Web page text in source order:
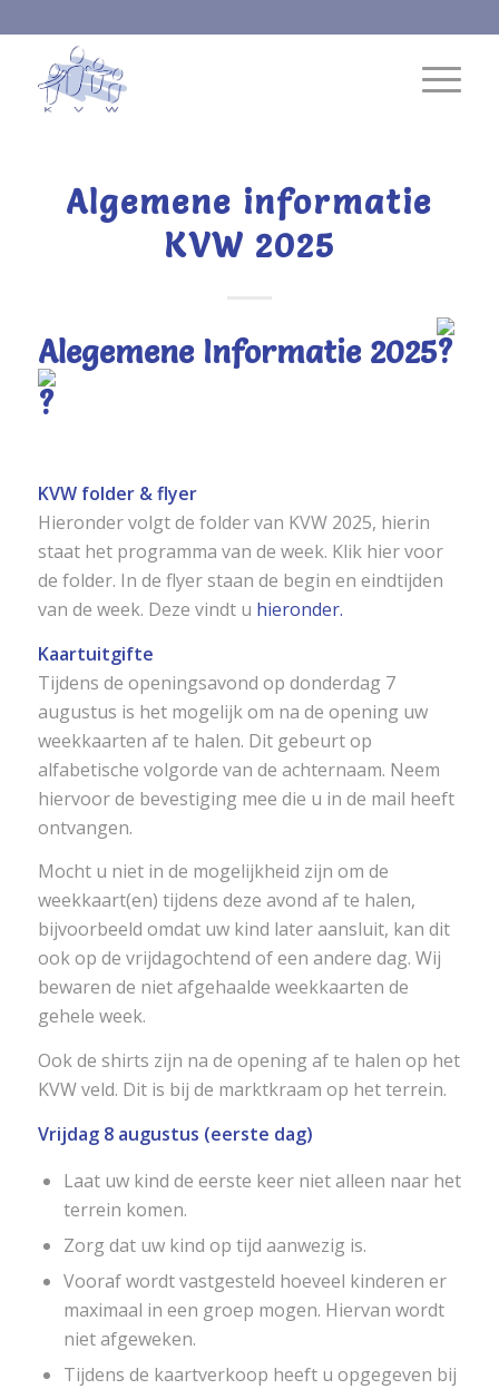
Algemene informatie
KVW 2025
Alegemene Informatie 2025
KVW folder & flyer
Hieronder volgt de folder van KVW 2025, hierin
staat het programma van de week. Klik hier voor
de folder. In de flyer staan de begin en eindtijden
van de week. Deze vindt u hieronder.
Kaartuitgifte
Tijdens de openingsavond op donderdag 7
augustus is het mogelijk om na de opening uw
weekkaarten af te halen. Dit gebeurt op
alfabetische volgorde van de achternaam. Neem
hiervoor de bevestiging mee die u in de mail heeft
ontvangen.
Mocht u niet in de mogelijkheid zijn om de
weekkaart(en) tijdens deze avond af te halen,
bijvoorbeeld omdat uw kind later aansluit, kan dit
ook op de vrijdagochtend of een andere dag. Wij
bewaren de niet afgehaalde weekkaarten de
gehele week.
Ook de shirts zijn na de opening af te halen op het
KVW veld. Dit is bij de marktkraam op het terrein.
Vrijdag 8 augustus (eerste dag)
Laat uw kind de eerste keer niet alleen naar het
terrein komen.
Zorg dat uw kind op tijd aanwezig is.
Vooraf wordt vastgesteld hoeveel kinderen er
maximaal in een groep mogen. Hiervan wordt
niet afgeweken.
Tijdens de kaartverkoop heeft u opgegeven bij